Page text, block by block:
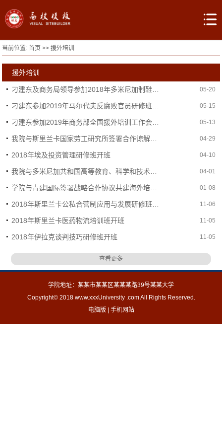
当前位置:首页 >>援外培训
援外培训
05-20
05-15
05-13
04-29
2018年埃及投资管理研修班开班 04-10
04-01
01-08
11-06
2018年斯里兰卡医药物流培训班开班 11-05
2018年伊拉克谈判技巧研修班开班 11-05
查看更多
学院地址：某某市某某区某某某路39号某某大学
Copyright© 2018 www.xxxUniversity .com All Rights Reserved.
电脑版
手机网站